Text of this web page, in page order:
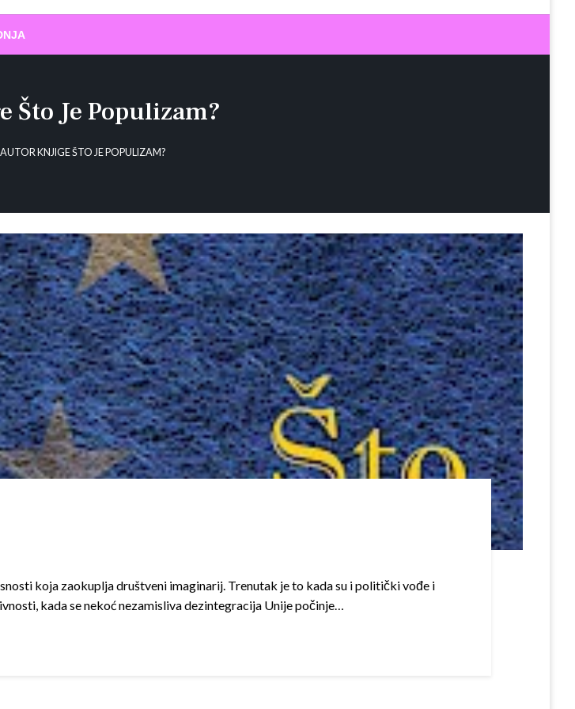
Što Je Populizam?
AUTOR KNJIGE ŠTO JE POPULIZAM?
koja zaokuplja društveni imaginarij. Trenutak je to kada su i politički vođe i
kada se nekoć nezamisliva dezintegracija Unije počinje…